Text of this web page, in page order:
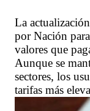
La
por Nación
valores que
Aunque se
sectores, los
tarifas más